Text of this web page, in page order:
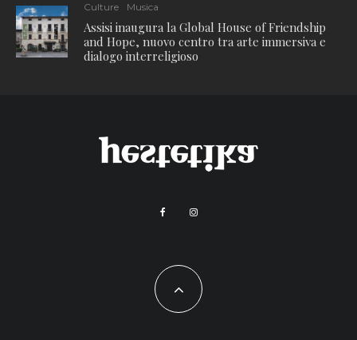
Culture Musica
Assisi inaugura la Global House of Friendship
and Hope, nuovo centro tra arte immersiva e
dialogo interreligioso